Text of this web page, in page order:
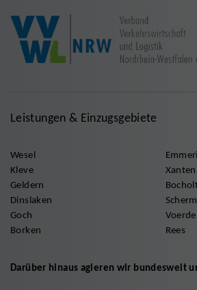
Leistungen & Einzugsgebiete
Wesel
Kleve
Geldern
Dinslaken
Goch
Borken
Xanten
Voerde
Rees
Darüber hinaus agieren wir bundesweit